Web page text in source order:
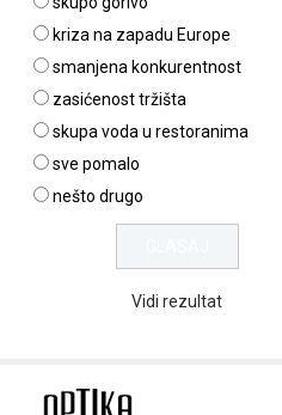
kriza na zapadu Europe
smanjena konkurentnost
zasićenost tržišta
skupa voda u restoranima
sve pomalo
nešto drugo
Vidi rezultat